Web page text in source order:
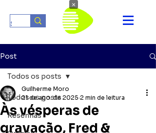
Post
Todos os posts
Resenhas
Todos os posts
Às vésperas de
gravação, Fred &
Guilherme Moro
21 de ago. de 2025 2 min de leitura
×